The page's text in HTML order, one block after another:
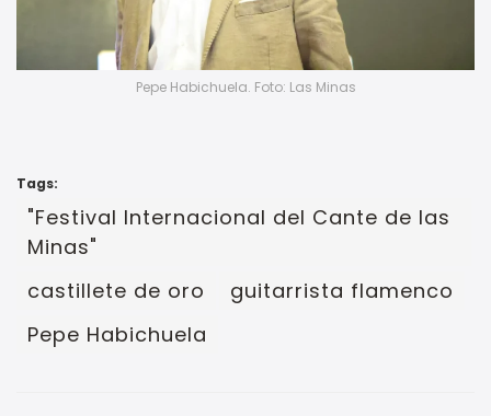
Pepe Habichuela. Foto: Las Minas
Tags:
"Festival Internacional del Cante de las
Minas"
castillete de oro
guitarrista flamenco
Pepe Habichuela